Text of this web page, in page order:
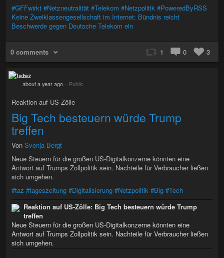
#GFFwirkt #Netzneutralität #Telekom #Netzpolitik #PoweredByRSS
Keine Zweiklassengesellschaft im Internet: Bündnis reicht
Beschwerde gegen Deutsche Telekom ein
0 comments 1 0 3
taz
about a year ago – Public
Reaktion auf US-Zölle
Big Tech besteuern würde Trump
treffen
Von Svenja Bergt
Neue Steuern für die großen US-Digitalkonzerne könnten eine
Antwort auf Trumps Zollpolitik sein. Nachteile für Verbraucher ließen
sich umgehen.
#taz #tageszeitung #Digitalisierung #Netzpolitik #Big #Tech
Reaktion auf US-Zölle: Big Tech besteuern würde Trump
treffen
Neue Steuern für die großen US-Digitalkonzerne könnten eine
Antwort auf Trumps Zollpolitik sein. Nachteile für Verbraucher ließen
sich umgehen.